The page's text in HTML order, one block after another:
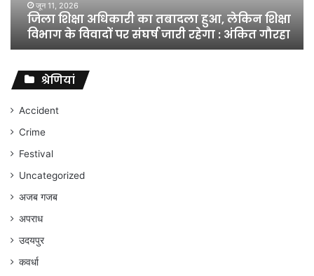
विभाग
विवादों
संघर्ष
जारी
रहेगा
अंकित
गौरहा
जून 11, 2026
जिला शिक्षा अधिकारी का तबादला हुआ, लेकिन शिक्षा
विभाग के विवादों पर संघर्ष जारी रहेगा : अंकित गौरहा
श्रेणियां
Accident
Crime
Festival
Uncategorized
अजब गजब
अपराध
उदयपुर
कवर्धा